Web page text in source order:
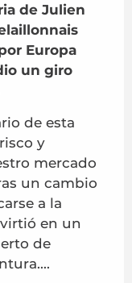
de Julien
Europa
un giro
de esta
y
mercado
un cambio
a la
en un
de